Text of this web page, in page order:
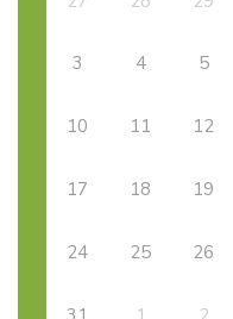
3 4 5
10 11 12
17 18 19
24 25 26